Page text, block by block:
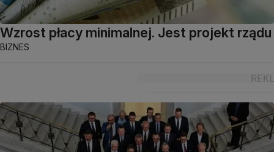
Wzrost płacy minimalnej. Jest projekt rządu
BIZNES